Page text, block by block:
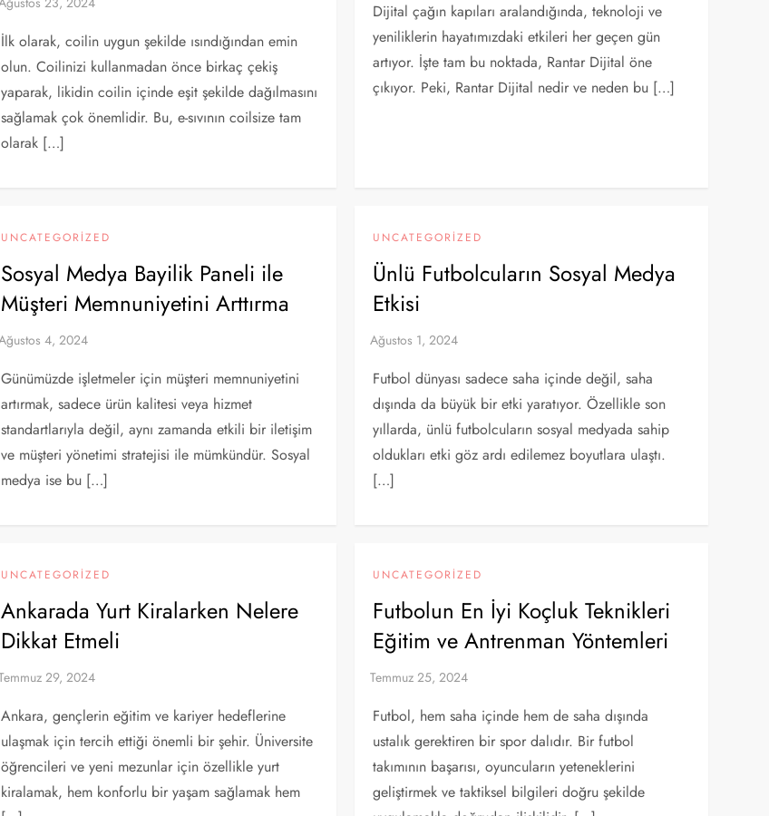
İlk olarak, coilin uygun şekilde ısındığından emin
olun. Coilinizi kullanmadan önce birkaç çekiş
yaparak, likidin coilin içinde eşit şekilde dağılmasını
sağlamak çok önemlidir. Bu, e-sıvının coilsize tam
olarak […]
Dijital çağın kapıları aralandığında, teknoloji ve
yeniliklerin hayatımızdaki etkileri her geçen gün
artıyor. İşte tam bu noktada, Rantar Dijital öne
çıkıyor. Peki, Rantar Dijital nedir ve neden bu […]
UNCATEGORIZED
Sosyal Medya Bayilik Paneli ile
Müşteri Memnuniyetini Arttırma
Günümüzde işletmeler için müşteri memnuniyetini
artırmak, sadece ürün kalitesi veya hizmet
standartlarıyla değil, aynı zamanda etkili bir iletişim
ve müşteri yönetimi stratejisi ile mümkündür. Sosyal
medya ise bu […]
UNCATEGORIZED
Ünlü Futbolcuların Sosyal Medya
Etkisi
Futbol dünyası sadece saha içinde değil, saha
dışında da büyük bir etki yaratıyor. Özellikle son
yıllarda, ünlü futbolcuların sosyal medyada sahip
oldukları etki göz ardı edilemez boyutlara ulaştı.
[…]
UNCATEGORIZED
Ankarada Yurt Kiralarken Nelere
Dikkat Etmeli
Ankara, gençlerin eğitim ve kariyer hedeflerine
ulaşmak için tercih ettiği önemli bir şehir. Üniversite
öğrencileri ve yeni mezunlar için özellikle yurt
kiralamak, hem konforlu bir yaşam sağlamak hem
UNCATEGORIZED
Futbolun En İyi Koçluk Teknikleri
Eğitim ve Antrenman Yöntemleri
Futbol, hem saha içinde hem de saha dışında
ustalık gerektiren bir spor dalıdır. Bir futbol
takımının başarısı, oyuncuların yeteneklerini
geliştirmek ve taktiksel bilgileri doğru şekilde